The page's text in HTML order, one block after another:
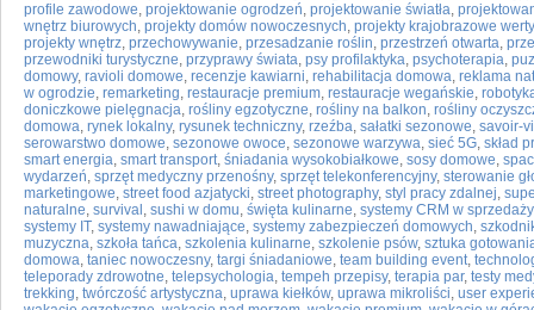
profile zawodowe, projektowanie ogrodzeń, projektowanie światła,
wnętrz biurowych, projekty domów nowoczesnych, projekty krajobrazowe
projekty wnętrz, przechowywanie, przesadzanie roślin, przestrzeń otwarta,
przewodniki turystyczne, przyprawy świata, psy profilaktyka, psychoterapia,
domowy, ravioli domowe, recenzje kawiarni, rehabilitacja domowa, reklama
w ogrodzie, remarketing, restauracje premium, restauracje wegańskie,
doniczkowe pielęgnacja, rośliny egzotyczne, rośliny na balkon, rośliny
domowa, rynek lokalny, rysunek techniczny, rzeźba, sałatki sezonowe, savoir-
serowarstwo domowe, sezonowe owoce, sezonowe warzywa, sieć 5G, skład
smart energia, smart transport, śniadania wysokobiałkowe, sosy domowe,
wydarzeń, sprzęt medyczny przenośny, sprzęt telekonferencyjny, sterowanie
marketingowe, street food azjatycki, street photography, styl pracy zdalnej,
naturalne, survival , sushi w domu, święta kulinarne, systemy CRM w sprzedaży
systemy IT, systemy nawadniające, systemy zabezpieczeń domowych,
muzyczna, szkoła tańca, szkolenia kulinarne, szkolenie psów, sztuka
domowa, taniec nowoczesny, targi śniadaniowe, team building event,
teleporady zdrowotne, telepsychologia, tempeh przepisy, terapia par, testy
trekking, twórczość artystyczna, uprawa kiełków, uprawa mikroliści, user